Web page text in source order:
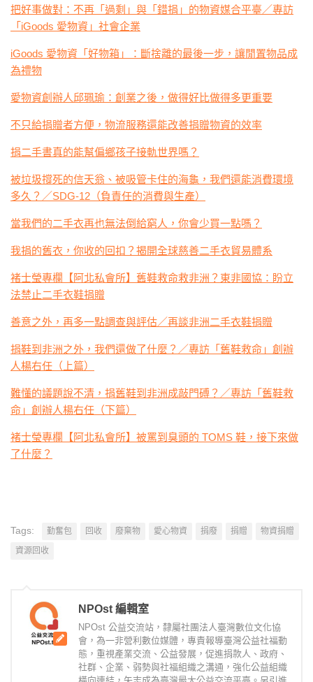
把好事做對：不再「過剩」與「錯捐」的物資媒合平臺／專訪
「iGoods 愛物資」社會企業
iGoods 愛物資「好物箱」：斷捨離的最後一步，讓閒置物品成
為禮物
愛物資創辦人邱珮瑜：創業之後，做得好比做得多更重要
不只給捐贈者方便，物流服務還能改善捐贈物資的效率
捐二手書真的能幫偏鄉孩子接軌世界嗎？
被垃圾撐死的信天翁、被吸管卡住的海龜，我們還能消費環境
多久？／SDG-12（負責任的消費與生產）
當我們的二手衣再也無法倒給窮人，你會少買一點嗎？
我捐的舊衣，你收的回扣？揭開全球慈善二手衣貿易體系
褚士瑩專欄【阿北私會所】舊鞋救命救非洲？東非國協：盼立
法禁止二手衣鞋捐贈
善意之外，再多一點調查與評估／再談非洲二手衣鞋捐贈
捐鞋到非洲之外，我們還做了什麼？／專訪「舊鞋救命」創辦
人楊右任（上篇）
難懂的議題說不清，捐舊鞋到非洲成敲門磗？／專訪「舊鞋救
命」創辦人楊右任（下篇）
褚士瑩專欄【阿北私會所】被罵到臭頭的 TOMS 鞋，接下來做
了什麼？
Tags: 勤奮包 回收 廢棄物 愛心物資 捐廢 捐贈
物資捐贈
資源回收
NPOst 編輯室
NPOst 公益交流站，隸屬社團法人臺灣數位文化協
會，為一非營利數位媒體，專責報導臺灣公益社福動
態，重視產業交流、公益發展，促進捐款人、政府、
社群、企業、弱勢與社福組織之溝通，強化公益組織